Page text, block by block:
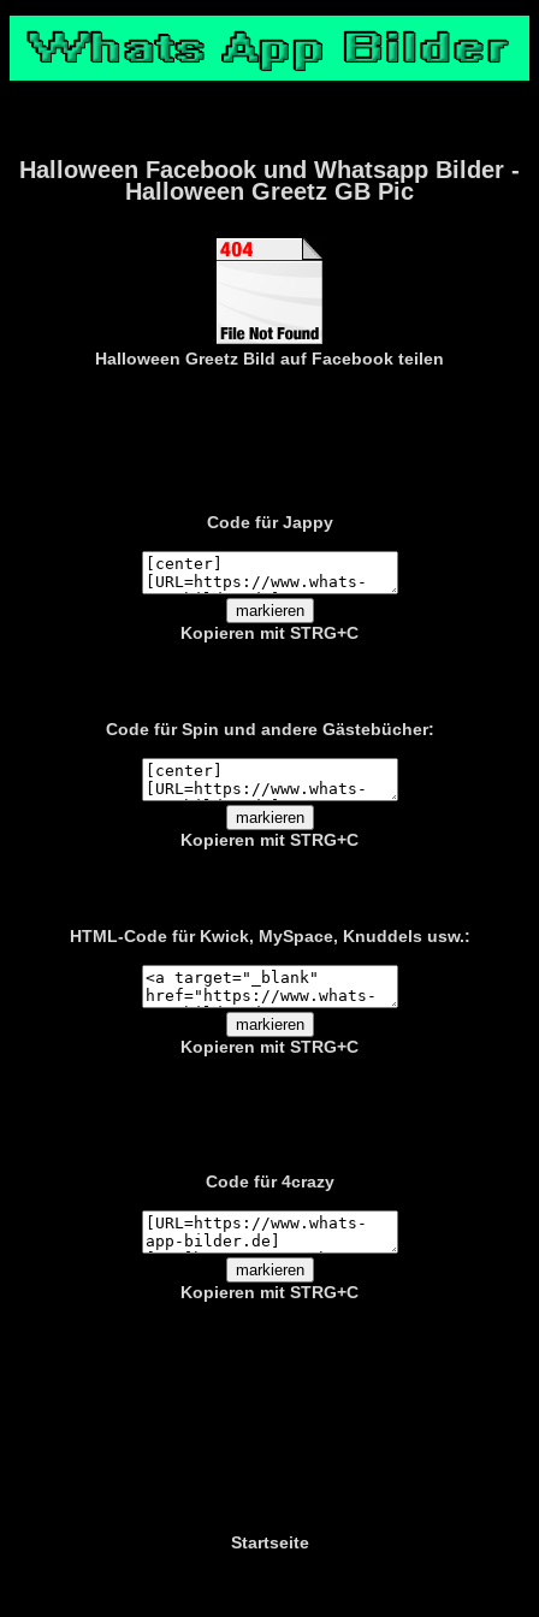
Halloween Facebook und Whatsapp Bilder -
Halloween Greetz GB Pic
Halloween Greetz Bild auf Facebook teilen
Code für Jappy
Kopieren mit STRG+C
Code für Spin und andere Gästebücher:
Kopieren mit STRG+C
HTML-Code für Kwick, MySpace, Knuddels usw.:
Kopieren mit STRG+C
Code für 4crazy
Kopieren mit STRG+C
Startseite